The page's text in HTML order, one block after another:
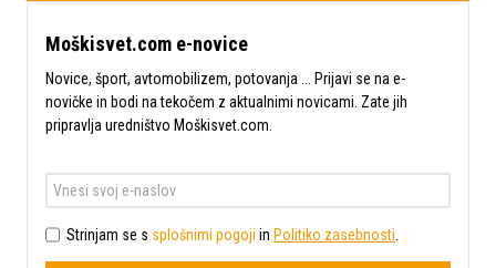
Moškisvet.com e-novice
Novice, šport, avtomobilizem, potovanja ... Prijavi se na e-
novičke in bodi na tekočem z aktualnimi novicami. Zate jih
pripravlja uredništvo Moškisvet.com.
Strinjam se s splošnimi pogoji in Politiko zasebnosti